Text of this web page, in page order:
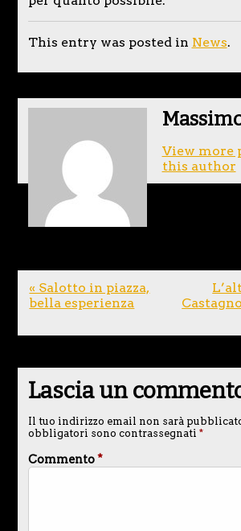
This entry was posted in News.
View more
this author
« Salotto in piazza,
bella esperienza
Lascia un
Il tuo indirizzo email non sarà
obbligatori sono contrassegnati *
Commento*